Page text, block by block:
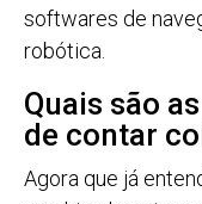
softwares de
robótica.
Quais são
de contar
Agora que já